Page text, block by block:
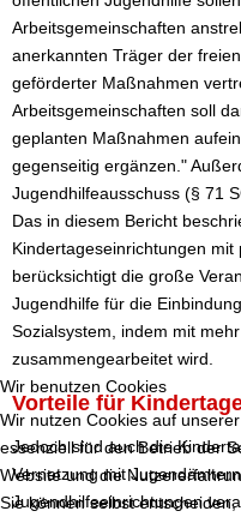
Arbeitsgemeinschaften
anerkannten Träger der
geförderter Maßnahmen
Arbeitsgemeinschaften soll
geplanten Maßnahmen
gegenseitig ergänzen."
Jugendhilfeausschuss (§ 71
Das in diesem Bericht
Kindertageseinrichtungen
berücksichtigt die große
Jugendhilfe für die
Sozialsystem, indem mit
zusammengearbeitet wird.
Vorteile für
Jedoch sind auch die
Vernetzung mit
Jugendhilfeeinrichtungen
Wir benutzen Cookies
Wir nutzen Cookies auf
essenziell für den Betrieb der
Website und die
Sie können selbst